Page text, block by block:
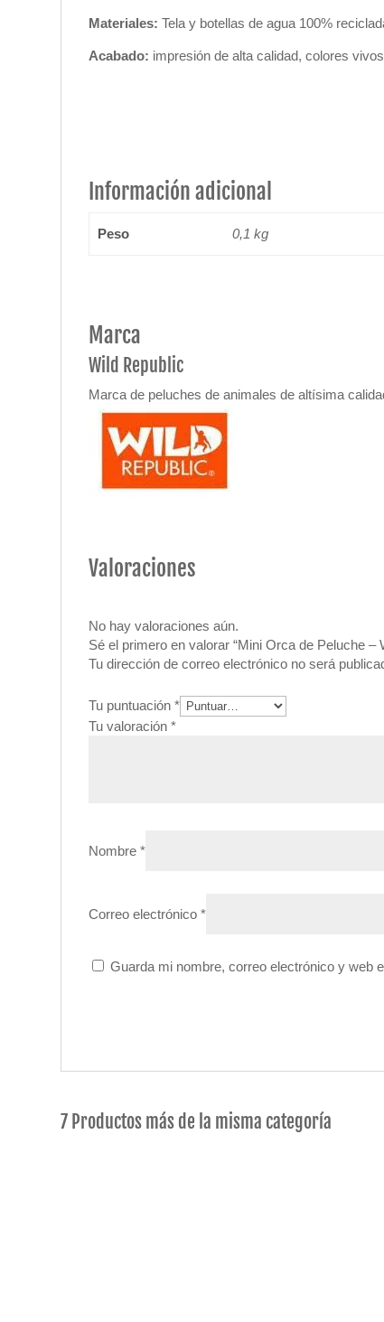
Materiales: Tela y botellas de agua 100%
Acabado: impresión de alta calidad, colores
Información adicional
Peso 0,1 kg
Marca
Wild Republic
Marca de peluches de animales de altísima
Valoraciones
No hay valoraciones aún.
Sé el primero en valorar “Mini Orca de Peluche –
Tu dirección de correo electrónico no será
Tu puntuación*
Tu valoración*
Nombre*
Correo electrónico*
Guarda mi nombre, correo electrónico y web
7 Productos más de la misma categoría